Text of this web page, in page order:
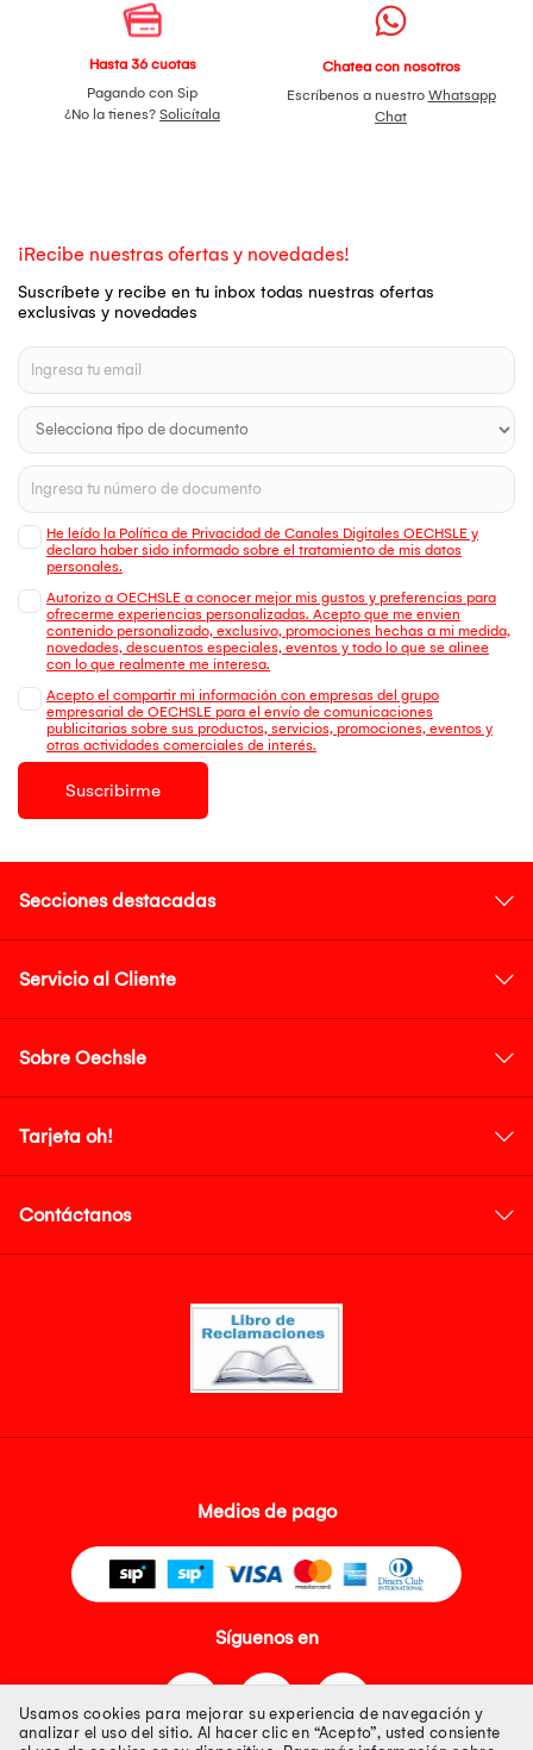
Hasta 36 cuotas
Pagando con Sip
¿No la tienes? Solicítala
Chatea con nosotros
Escríbenos a nuestro Whatsapp
Chat
¡Recibe nuestras ofertas y novedades!
Suscríbete y recibe en tu inbox todas nuestras ofertas
exclusivas y novedades
He leído la Política de Privacidad de Canales Digitales OECHSLE y
declaro haber sido informado sobre el tratamiento de mis datos
personales.
Autorizo a OECHSLE a conocer mejor mis gustos y preferencias para
ofrecerme experiencias personalizadas. Acepto que me envien
contenido personalizado, exclusivo, promociones hechas a mi medida,
novedades, descuentos especiales, eventos y todo lo que se alinee
con lo que realmente me interesa.
Acepto el compartir mi información con empresas del grupo
empresarial de OECHSLE para el envío de comunicaciones
publicitarias sobre sus productos, servicios, promociones, eventos y
otras actividades comerciales de interés.
Suscribirme
Secciones destacadas
Servicio al Cliente
Sobre Oechsle
Tarjeta oh!
Contáctanos
Medios de pago
Síguenos en
Usamos cookies para mejorar su experiencia de navegación y
analizar el uso del sitio. Al hacer clic en “Acepto”, usted consiente